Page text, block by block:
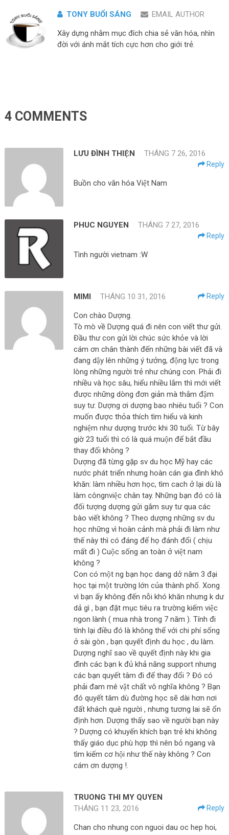
TONY BUỔI SÁNG EMAIL AUTHOR
Xây dựng nhằm mục đích chia sẻ văn hóa, nhìn
đời với ánh mắt tích cực hơn cho giới trẻ.
4 COMMENTS
LƯU ĐÌNH THIỆN THÁNG 7 26, 2016
Reply
Buồn cho văn hóa Việt Nam
PHUC NGUYEN THÁNG 7 27, 2016
Reply
Tình người vietnam :W
MIMI THÁNG 10 31, 2016 Reply
Con chào Dượng.
Tò mò về Dượng quá đi nên con viết thư gửi.
Đầu thư con gửi lời chúc sức khỏe và lời
cám ơn chân thành đến những bài viết đã và
đang dậy lên những ý tưởng, động lực trong
lòng những người trẻ như chúng con. Phải đi
nhiều và học sâu, hiểu nhiều lắm thì mới viết
được những dòng đơn giản mà thắm đậm
suy tư. Dượng ơi dượng bao nhiêu tuổi ? Con
muốn được thỏa thích tìm hiểu và kinh
nghiệm như dượng trước khi 30 tuổi. Từ bây
giờ 23 tuổi thì có là quá muộn để bắt đầu
thay đổi không ?
Dượng đã từng gặp sv du học Mỹ hay các
nước phát triển nhưng hoàn cán gia đình khó
khăn: làm nhiều hơn học, tìm cach ở lại dù là
làm côngnviệc chân tay. Những bạn đó có là
đối tượng dượng gửi gắm suy tư qua các
bào viết không ? Theo dượng những sv du
học những vì hoàn cảnh mà phải đi làm như
thế này thì có đáng để họ đánh đổi ( chịu
mất đi ) Cuộc sống an toàn ở việt nam
không ?
Con có một ng bạn học dang dở năm 3 đại
học tại một trường lớn của thành phố. Xong
vì bạn ấy không đến nỗi khó khăn nhưng k dư
dả gì , bạn đặt mục tiêu ra trường kiếm việc
ngon lành ( mua nhà trong 7 năm ). Tính đi
tính lại điều đó là không thể với chi phí sống
ở sài gòn , bạn quyết định du học , du làm.
Dượng nghĩ sao về quyết định này khi gia
đình các bạn k đủ khả năng support nhưng
các bạn quyết tâm đi để thay đổi ? Đó có
phải đam mê vật chất vô nghĩa không ? Bạn
đó quyết tâm dù đường học sẽ dài hơn nơi
đất khách quê người , nhưng tương lai sẽ ổn
định hơn. Dượng thấy sao về người bạn này
? Dượng có khuyến khích bạn trẻ khi không
thấy giáo dục phù hợp thì nên bỏ ngang và
tìm kiếm cơ hội như thế này không ? Con
cám ơn dượng !.
TRUONG THI MY QUYEN
THÁNG 11 23, 2016
Reply
Chan cho nhung con nguoi dau oc hep hoi,